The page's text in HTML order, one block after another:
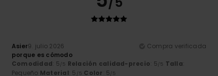
Asier9. julio 2026
Compra verificada
porque es cómodo
Comodidad: 5/5 Relación calidad-precio: 5/5 Talla:
Pequeño Material: 5 /5 Color: 5/5